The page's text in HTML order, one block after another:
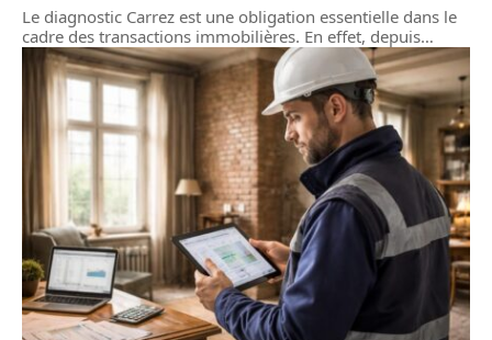
Le diagnostic Carrez est une obligation essentielle dans le
cadre des transactions immobilières. En effet, depuis…